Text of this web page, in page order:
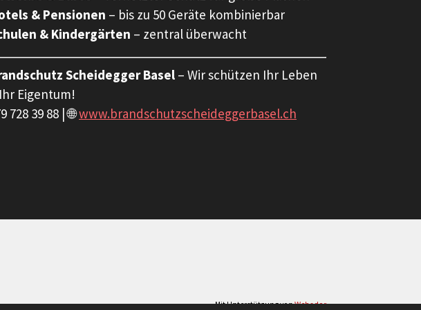
& Pensionen – bis zu 50 Geräte kombinierbar
& Kindergärten – zentral überwacht
Scheidegger Basel – Wir schützen Ihr Leben
Eigentum!
728 39 88 | 🌐www.brandschutzscheideggerbasel.ch
Mit Unterstützung vonWebador